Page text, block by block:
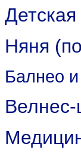
Няня
Балнео
Велнес-